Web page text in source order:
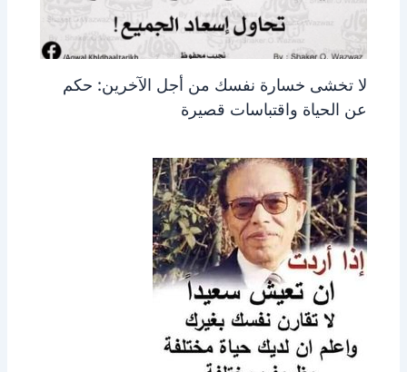
لا تخشى خسارة نفسك من أجل الآخرين: حكم
عن الحياة واقتباسات قصيرة